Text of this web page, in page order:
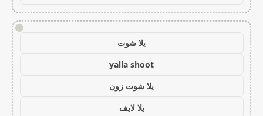
!
يلا شوت
yalla shoot
يلا شوت زون
يلا لايف